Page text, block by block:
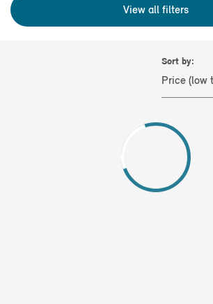
View all filters
Sort by: